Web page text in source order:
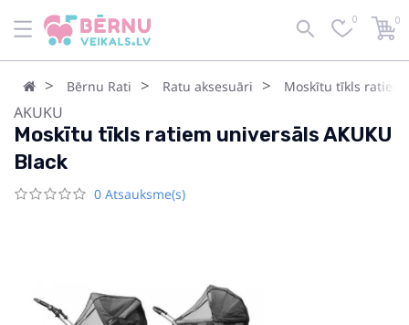
0 0
Bērnu Rati Ratu aksesuāri Moskītu tīkls ratiem
AKUKU
Moskītu tīkls ratiem universāls AKUKU
Black
0 Atsauksme(s)